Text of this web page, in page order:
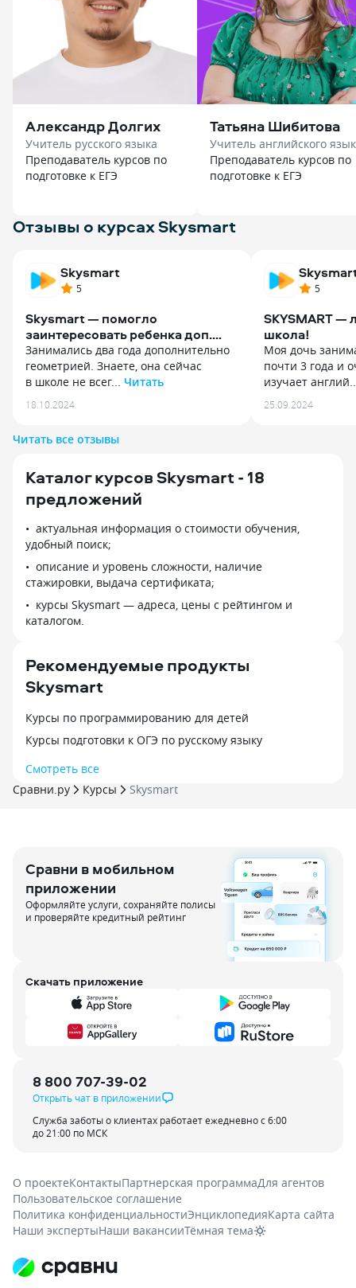
Александр Долгих
Учитель русского языка
Преподаватель курсов по
подготовке к ЕГЭ
Татьяна Шибитова
Учитель английского
Преподаватель курсов по
подготовке к ЕГЭ
Отзывы о курсах Skysmart
Skysmart
5
Skysmart — помогло
заинтересовать ребенка доп.
Занятиями
Занимались два года дополнительно
геометрией. Знаете, она сейчас
в школе не всег... Читать
Занимались два года дополнительно
геометрией. Знаете, она сейчас
изучается. Ребенок 13-14 лет. Брал
уроку в неделю. Немного,
но регулярно. Преподавателю
Димидовой О. В. удалось найти
с ребенком общий язык. Из комнаты,
где ребенок занимался, нередко
Результат порадовал. На олимпиадах
теперь в первую очередь всегда
решает задачи именно по геометрии,
хотя у многих как раз с ними
преподавателя. Поиск сделан
довольно удобно, и даже с телефона
в приложении Skyeng работает
хорошо. Если преподаватель
подобрать и опробовать другую
кандидатуру. 2. Интерактивная среда
онлайн-занятия. То есть онлайн-
доска, где рисуют оба участника.
Проверено на геометрии и физике. 3.
Домашние задания размещаются
и выполняются на платформе.
18.10.2024
5
SKYSMART —
школа!
Моя дочь
почти 3 года и
изучает
Моя дочь
почти 3 года и
отличный
По всем
25.09.2024
Читать все отзывы
Каталог курсов Skysmart - 18
предложений
актуальная информация о стоимости обучения,
удобный поиск;
описание и уровень сложности, наличие
стажировки, выдача сертификата;
курсы Skysmart — адреса, цены с рейтингом и
каталогом.
Рекомендуемые продукты
Skysmart
Курсы по программированию для детей
Курсы подготовки к ОГЭ по русскому языку
Смотреть все
Сравни.ру
Курсы Skysmart
Сравни в мобильном
приложении
Оформляйте услуги, сохраняйте полисы
и проверяйте кредитный рейтинг
Скачать приложение
8 800 707-39-02
Открыть чат в приложении
Служба заботы о клиентах работает ежедневно с 6:00
до 21:00 по МСК
О проектеКонтактыПартнерская программаДля агентов
Пользовательское соглашение
Политика конфиденциальностиЭнциклопедияКарта сайта
Наши экспертыНаши вакансииТёмная тема